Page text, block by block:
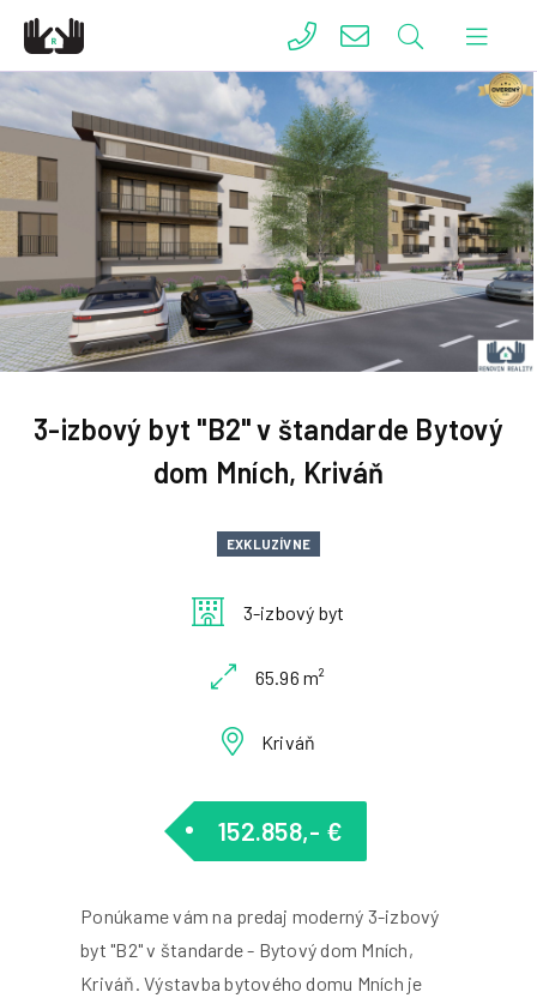
3-izbový byt "B2" v štandarde Bytový
dom Mních, Kriváň
EXKLUZÍVNE
3-izbový byt
65.96 m²
Kriváň
152.858,- €
Ponúkame vám na predaj moderný 3-izbový
byt "B2" v štandarde - Bytový dom Mních,
Kriváň. Výstavba bytového domu Mních je